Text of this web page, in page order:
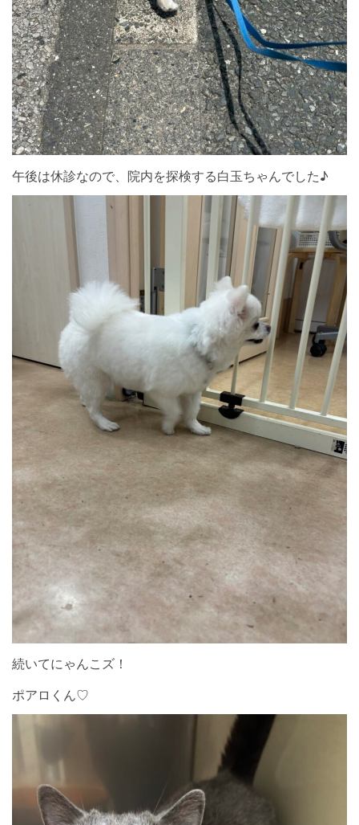
午後は休診なので、院内を探検する白玉ちゃんでした♪
続いてにゃんこズ！
ポアロくん♡